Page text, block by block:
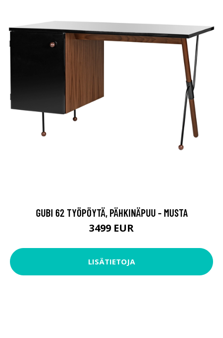
GUBI 62 TYÖPÖYTÄ, PÄHKINÄPUU - MUSTA
3499 EUR
LISÄTIETOJA